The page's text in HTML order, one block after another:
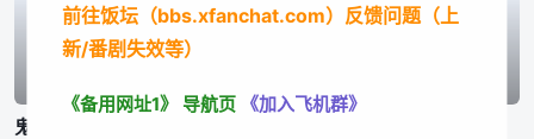
已完结
鬼泣 第二季
已完结
前往饭坛（bbs.xfanchat.com）反馈问题（上
新/番剧失效等）
《备用网址1》 导航页 《加入飞机群》